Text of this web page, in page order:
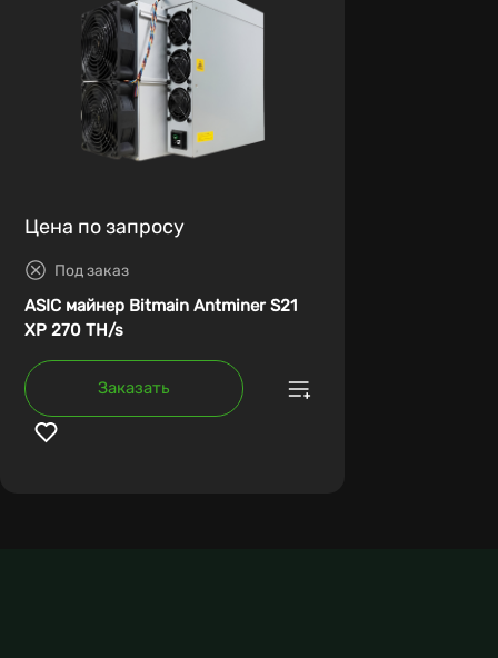
Цена по запросу
Под заказ
ASIC майнер Bitmain Antminer S21
XP 270 TH/s
Заказать